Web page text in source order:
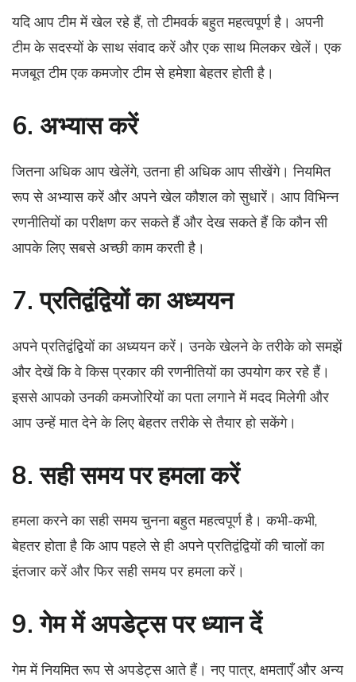
यदि आप टीम में खेल रहे हैं, तो टीमवर्क बहुत महत्वपूर्ण है। अपनी
टीम के सदस्यों के साथ संवाद करें और एक साथ मिलकर खेलें। एक
मजबूत टीम एक कमजोर टीम से हमेशा बेहतर होती है।
6. अभ्यास करें
जितना अधिक आप खेलेंगे, उतना ही अधिक आप सीखेंगे। नियमित
रूप से अभ्यास करें और अपने खेल कौशल को सुधारें। आप विभिन्न
रणनीतियों का परीक्षण कर सकते हैं और देख सकते हैं कि कौन सी
आपके लिए सबसे अच्छी काम करती है।
7. प्रतिद्वंद्वियों का अध्ययन
अपने प्रतिद्वंद्वियों का अध्ययन करें। उनके खेलने के तरीके को समझें
और देखें कि वे किस प्रकार की रणनीतियों का उपयोग कर रहे हैं।
इससे आपको उनकी कमजोरियों का पता लगाने में मदद मिलेगी और
आप उन्हें मात देने के लिए बेहतर तरीके से तैयार हो सकेंगे।
8. सही समय पर हमला करें
हमला करने का सही समय चुनना बहुत महत्वपूर्ण है। कभी-कभी,
बेहतर होता है कि आप पहले से ही अपने प्रतिद्वंद्वियों की चालों का
इंतजार करें और फिर सही समय पर हमला करें।
9. गेम में अपडेट्स पर ध्यान दें
गेम में नियमित रूप से अपडेट्स आते हैं। नए पात्र, क्षमताएँ और अन्य